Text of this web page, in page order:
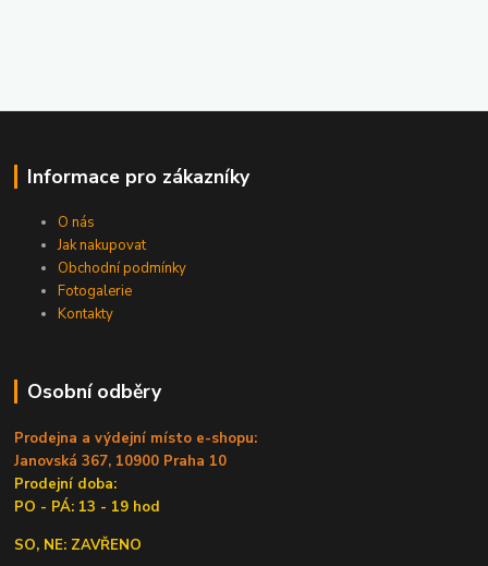
Informace pro zákazníky
O nás
Jak nakupovat
Obchodní podmínky
Fotogalerie
Kontakty
Osobní odběry
Prodejna a výdejní místo e-shopu:
Janovská 367, 10900 Praha 10
Prodejní doba:
PO - PÁ: 13 - 19 hod
SO, NE: ZAVŘENO